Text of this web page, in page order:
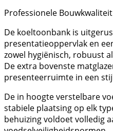
Professionele Bouwkwaliteit
De koeltoonbank is
presentatieoppervlak en
zowel hygiënisch, robuust
De extra bovenste
presenteerruimte in een
De in hoogte verstelbare
stabiele plaatsing op elk
behuizing voldoet volledig